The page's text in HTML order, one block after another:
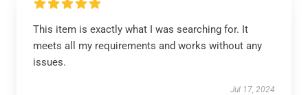
This item is exactly what I was searching for. It
meets all my requirements and works without any
issues.
Jul 17, 2024